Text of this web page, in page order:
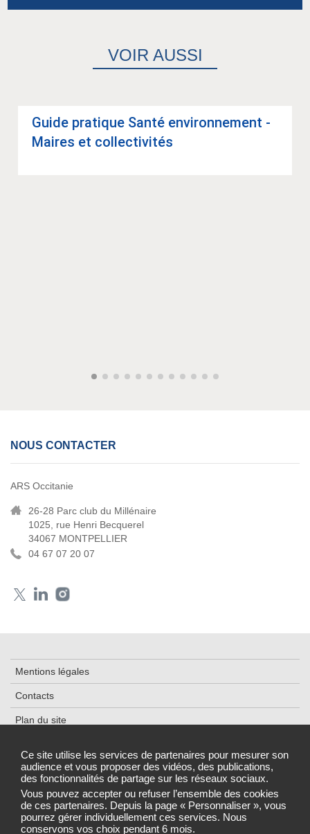
Ce site utilise les services de partenaires pour mesurer son
audience et vous proposer des vidéos, des publications,
des fonctionnalités de partage sur les réseaux sociaux.
Vous pouvez accepter ou refuser l’ensemble des cookies
de ces partenaires. Depuis la page « Personnaliser », vous
pourrez gérer individuellement ces services. Nous
conservons vos choix pendant 6 mois.
VOIR AUSSI
Guide pra­tique Santé envi­ron­ne­ment -
Maires et col­lec­ti­vi­tés
NOUS CONTACTER
ARS Occitanie
26-28 Parc club du Millénaire
1025, rue Henri Becquerel
34067 MONTPELLIER
04 67 07 20 07
Mentions légales
Contacts
Plan du site
Cookies et traceurs
Gestion des cookies